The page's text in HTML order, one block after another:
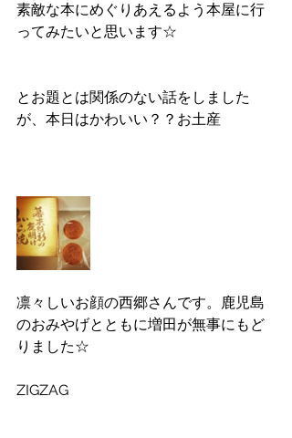
素敵な本にめぐりあえるよう本屋に行
ってみたいと思います☆
とお題とは関係のない話をしました
が、本日はかわいい？？お土産
凛々しいお顔の西郷さんです。鹿児島
のおみやげとともに増田が無事にもど
りました☆
ZIGZAG